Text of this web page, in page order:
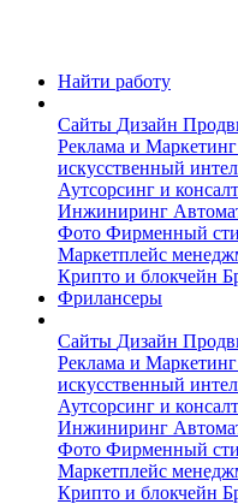
Найти работу
Сайты Дизайн
Реклама и Маркетинг
искусственный
Аутсорсинг и
Инжиниринг
Фото Фирменный
Маркетплейс
Крипто и блокчейн
Фрилансеры
Сайты Дизайн
Реклама и Маркетинг
искусственный
Аутсорсинг и
Инжиниринг
Фото Фирменный
Маркетплейс
Крипто и блокчейн